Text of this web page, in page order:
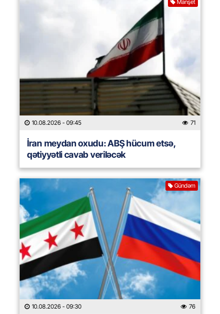
Manşet
10.08.2026 - 09:45 71
İran meydan oxudu: ABŞ hücum etsə,
qətiyyətli cavab veriləcək
Gündəm
10.08.2026 - 09:30 76